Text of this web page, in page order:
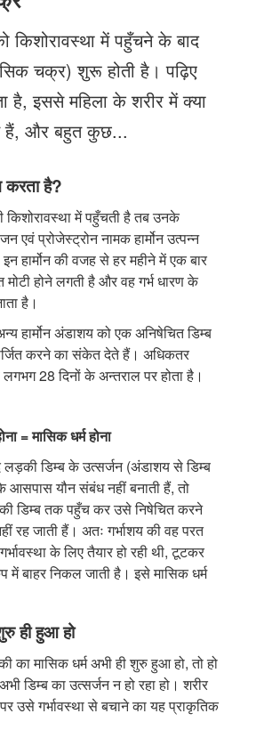
संपर्क करें
किशोरावस्था में पहुँचने के बाद
चक्र) शुरू होती है। पढ़िए
है, इससे महिला के शरीर में क्या
हैं, और बहुत कुछ...
है?
में पहुँचती है तब उनके
एवं प्रोजेस्ट्रोन नामक हार्मोन उत्पन्न
हार्मोन की वजह से हर महीने में एक बार
मोटी होने लगती है और वह गर्भ धारण के
है।
हार्मोन अंडाशय को एक अनिषेचित डिम्ब
करने का संकेत देते हैं। अधिकतर
28 दिनों के अन्तराल पर होता है।
= मासिक धर्म होना
लड़की डिम्ब के उत्सर्जन (अंडाशय से डिम्ब
आसपास यौन संबंध नहीं बनाती हैं, तो
डिम्ब तक पहुँच कर उसे निषेचित करने
रह जाती हैं। अतः गर्भाशय की वह परत
के लिए तैयार हो रही थी, टूटकर
में बाहर निकल जाती है। इसे मासिक धर्म
ही हुआ हो
का मासिक धर्म अभी ही शुरु हुआ हो, तो हो
डिम्ब का उत्सर्जन न हो रहा हो। शरीर
उसे गर्भावस्था से बचाने का यह प्राकृतिक